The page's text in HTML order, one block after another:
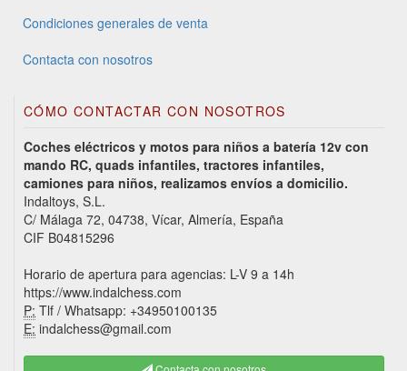
Condiciones generales de venta
Contacta con nosotros
CÓMO CONTACTAR CON NOSOTROS
Coches eléctricos y motos para niños a batería 12v con
mando RC, quads infantiles, tractores infantiles,
camiones para niños, realizamos envíos a domicilio.
Indaltoys, S.L.
C/ Málaga 72, 04738, Vícar, Almería, España
CIF B04815296
Horario de apertura para agencias: L-V 9 a 14h
https://www.indalchess.com
P: Tlf / Whatsapp: +34950100135
E: indalchess@gmail.com